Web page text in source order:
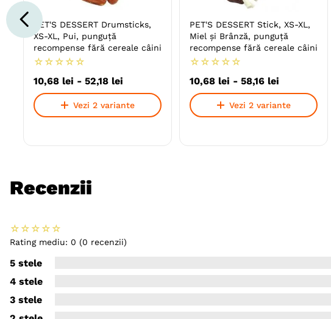
PET'S DESSERT Drumsticks,
XS-XL, Pui, punguță
recompense fără cereale câini
☆ ☆ ☆ ☆ ☆
10,68 lei - 52,18 lei
Vezi 2 variante
PET'S DESSERT Stick, XS-XL,
Miel și Brânză, punguță
recompense fără cereale câini
☆ ☆ ☆ ☆ ☆
10,68 lei - 58,16 lei
Vezi 2 variante
Recenzii
☆ ☆ ☆ ☆ ☆
Rating mediu: 0 (0 recenzii)
5 stele
4 stele
3 stele